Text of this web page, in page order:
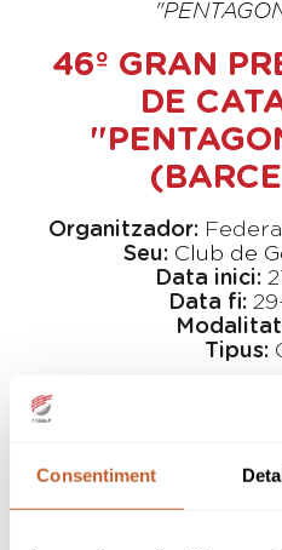
Consentiment
46º GRAN
DE
Organitzador:
Seu: Club de
Data inici:
Data fi:
Tipus:
A partir d'aquest any
equips queenviin la